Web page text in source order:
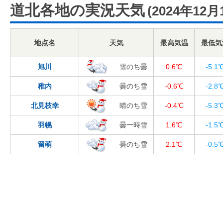
道北各地の実況天気 (2024年12月
地点名 天気 最高気温 最低
旭川 雪のち曇 0.6℃ -
稚内 曇のち雪 -0.6℃ -
北見枝幸 晴のち雪 -0.4℃ -
羽幌 曇一時雪 1.6℃ -
留萌 曇のち雪 2.1℃ -